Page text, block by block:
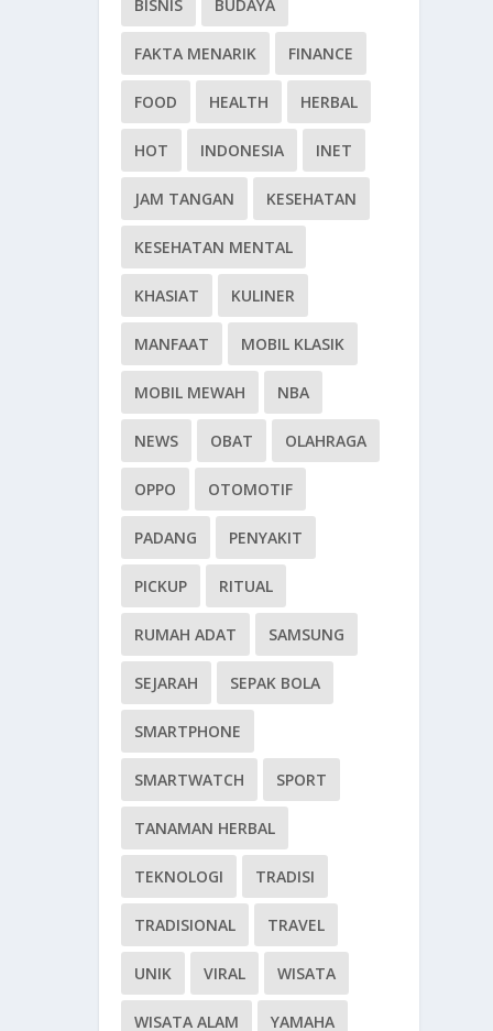
BISNIS BUDAYA
FAKTA MENARIK FINANCE
FOOD HEALTH HERBAL
HOT INDONESIA INET
JAM TANGAN KESEHATAN
KESEHATAN MENTAL
KHASIAT KULINER
MANFAAT MOBIL KLASIK
MOBIL MEWAH NBA
NEWS OBAT OLAHRAGA
OPPO OTOMOTIF
PADANG PENYAKIT
PICKUP RITUAL
RUMAH ADAT SAMSUNG
SEJARAH SEPAK BOLA
SMARTPHONE
SMARTWATCH SPORT
TANAMAN HERBAL
TEKNOLOGI TRADISI
TRADISIONAL TRAVEL
UNIK VIRAL WISATA
WISATA ALAM YAMAHA